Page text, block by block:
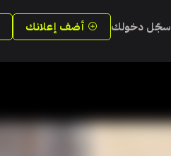
سجّل دخولك أضف إعلانك